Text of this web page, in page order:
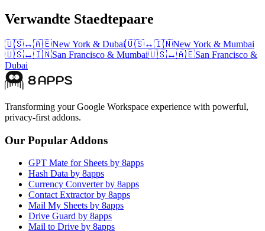
Verwandte Staedtepaare
🇺🇸↔🇦🇪New York & Dubai🇺🇸↔🇮🇳New York & Mumbai
🇺🇸↔🇮🇳San Francisco & Mumbai🇺🇸↔🇦🇪San Francisco &
Dubai
Transforming your Google Workspace experience with powerful,
privacy-first addons.
Our Popular Addons
GPT Mate for Sheets by 8apps
Hash Data by 8apps
Currency Converter by 8apps
Contact Extractor by 8apps
Mail My Sheets by 8apps
Drive Guard by 8apps
Mail to Drive by 8apps